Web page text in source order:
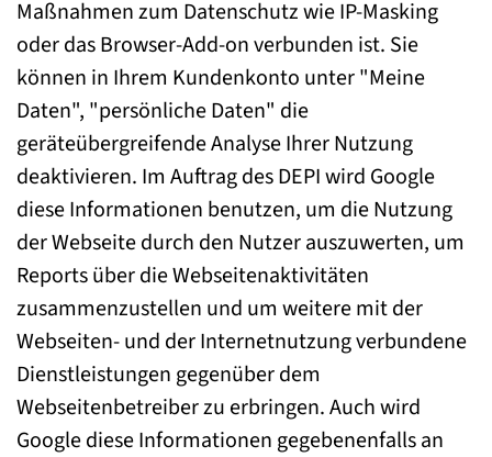
Maßnahmen zum Datenschutz wie IP-Masking
oder das Browser-Add-on verbunden ist. Sie
können in Ihrem Kundenkonto unter "Meine
Daten", "persönliche Daten" die
geräteübergreifende Analyse Ihrer Nutzung
deaktivieren. Im Auftrag des DEPI wird Google
diese Informationen benutzen, um die Nutzung
der Webseite durch den Nutzer auszuwerten, um
Reports über die Webseitenaktivitäten
zusammenzustellen und um weitere mit der
Webseiten- und der Internetnutzung verbundene
Dienstleistungen gegenüber dem
Webseitenbetreiber zu erbringen. Auch wird
Google diese Informationen gegebenenfalls an